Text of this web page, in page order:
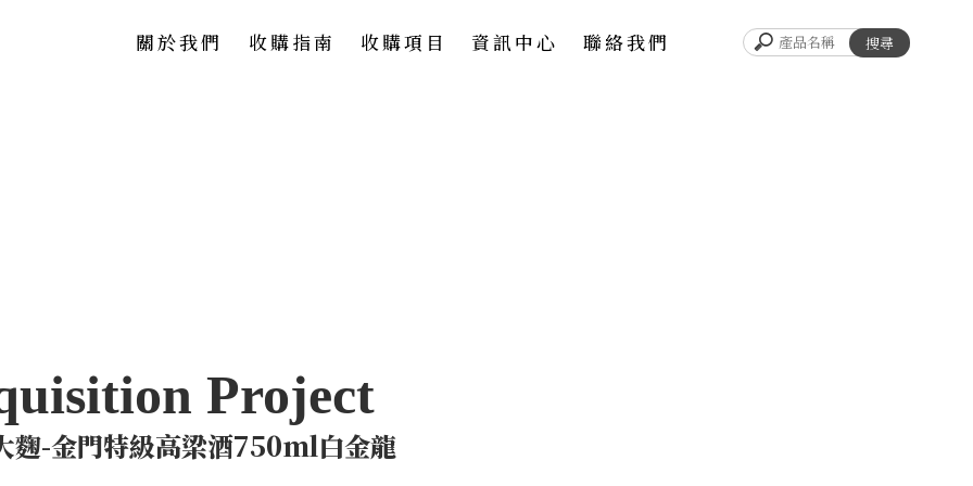
關於我們 收購指南 收購項目 資訊中心 聯絡我們
麴-金門特級高梁酒750ml白金龍